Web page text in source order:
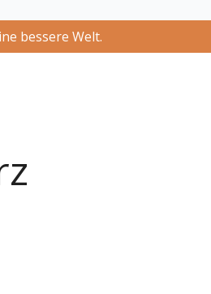
bessere Welt.